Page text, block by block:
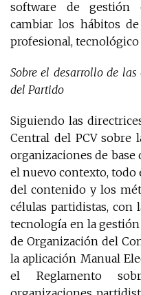
software de gestión
cambiar los hábitos
profesional,
Sobre el desarrollo de
del Partido
Siguiendo las
Central del PCV sobre
organizaciones de
el nuevo contexto, todo
del contenido y los
células partidistas, con
tecnología en la
de Organización del
la aplicación Manual
el Reglamento